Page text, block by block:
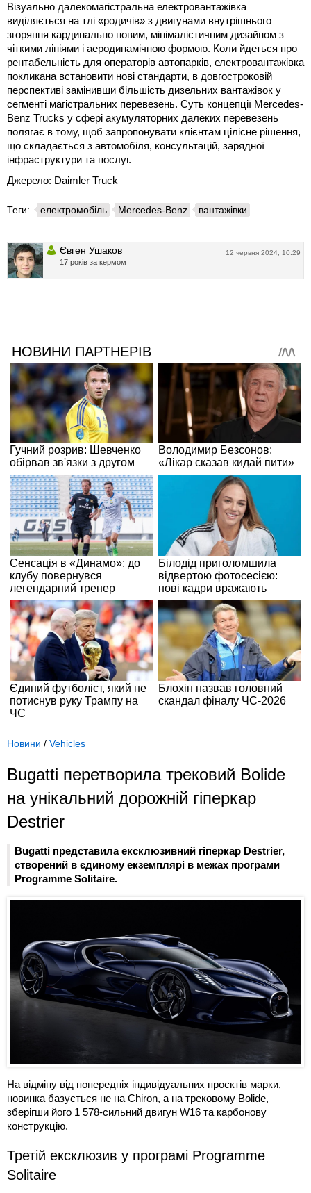
Візуально далекомагістральна електровантажівка
виділяється на тлі «родичів» з двигунами внутрішнього
згоряння кардинально новим, мінімалістичним дизайном з
чіткими лініями і аеродинамічною формою. Коли йдеться про
рентабельність для операторів автопарків, електровантажівка
покликана встановити нові стандарти, в довгостроковій
перспективі замінивши більшість дизельних вантажівок у
сегменті магістральних перевезень. Суть концепції Mercedes-
Benz Trucks у сфері акумуляторних далеких перевезень
полягає в тому, щоб запропонувати клієнтам цілісне рішення,
що складається з автомобіля, консультацій, зарядної
інфраструктури та послуг.
Джерело: Daimler Truck
Теги: електромобіль Mercedes-Benz вантажівки
12 червня 2024, 10:29
Євген Ушаков
17 років за кермом
Новини / Vehicles
Bugatti перетворила трековий Bolide
на унікальний дорожній гіперкар
Destrier
Bugatti представила ексклюзивний гіперкар Destrier,
створений в єдиному екземплярі в межах програми
Programme Solitaire.
На відміну від попередніх індивідуальних проєктів марки,
новинка базується не на Chiron, а на трековому Bolide,
зберігши його 1 578-сильний двигун W16 та карбонову
конструкцію.
Третій ексклюзив у програмі Programme
Solitaire